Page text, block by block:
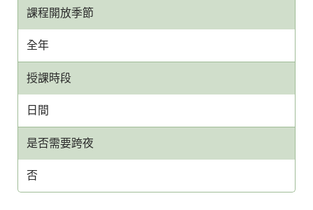
課程開放季節
全年
授課時段
日間
是否需要跨夜
否